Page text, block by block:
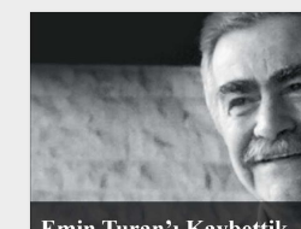
Devrimi
Türkiye’ye
Etkileri
Sempozyumu
&
Sergisi